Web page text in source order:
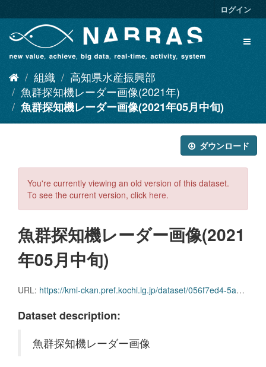
キ
ログイン
組織
高知県水産振興部
魚群探知機レーダー画像(2021年)
魚群探知機レーダー画像(2021年05月中旬)
ダウンロード
You're currently viewing an old version of this dataset.
To see the current version, click here.
魚群探知機レーダー画像(2021
年05月中旬)
URL: https://kmi-ckan.pref.kochi.lg.jp/dataset/056f7ed4-5a07-486a-8b65-ec28e5eeb0b5/resource/fa59892a-247d-44ab-b740-f8d21289a6fa/download/gyoguntanchikireedaagazou2021nen05-chuujun.zip
Dataset description:
魚群探知機レーダー画像